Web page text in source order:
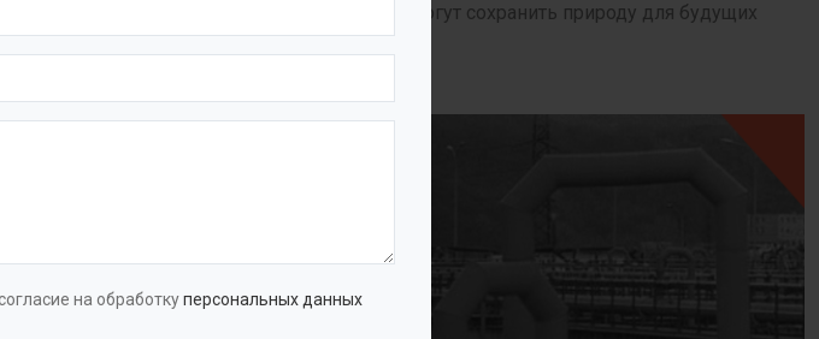
на обработкуперсональных данных
решения, которые помогут сохранить природу для будущих